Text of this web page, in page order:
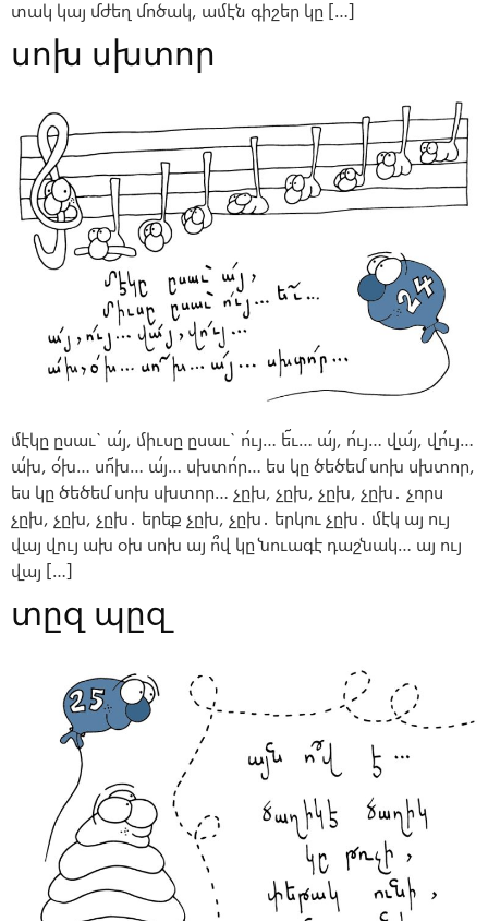
տակ կայ մժեղ մոծակ, ամէն գիշեր կը […]
սոխ սխտոր
մէկը ըսաւ` ա՛յ, միւսը ըսաւ` ո՛ւյ… ե՜ւ… ա՛յ, ո՛ւյ… վա՛յ, վո՛ւյ…
ա՛խ, օ՛խ… սո՜խ… ա՛յ… սխտո՛ր… ես կը ծեծեմ սոխ սխտոր,
ես կը ծեծեմ սոխ սխտոր… չըխ, չըխ, չըխ, չըխ․ չորս
չըխ, չըխ, չըխ․ երեք չըխ, չըխ․ երկու չըխ․ մէկ այ ույ
վայ վույ ախ օխ սոխ այ ո՞վ կը նուագէ դաշնակ… այ ույ
վայ […]
տըզ պըզ